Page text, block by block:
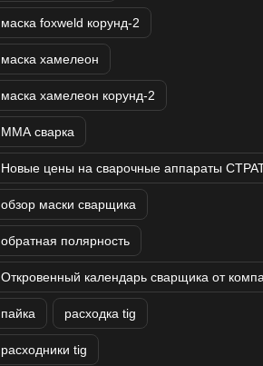
маска foxweld корунд-2
маска хамелеон
маска хамелеон корунд-2
ММА сварка
Новые цены на сварочные аппараты
обзор маски сварщика
обратная полярность
Откровенный календарь сварщика от
пайка расходка tig
расходники tig